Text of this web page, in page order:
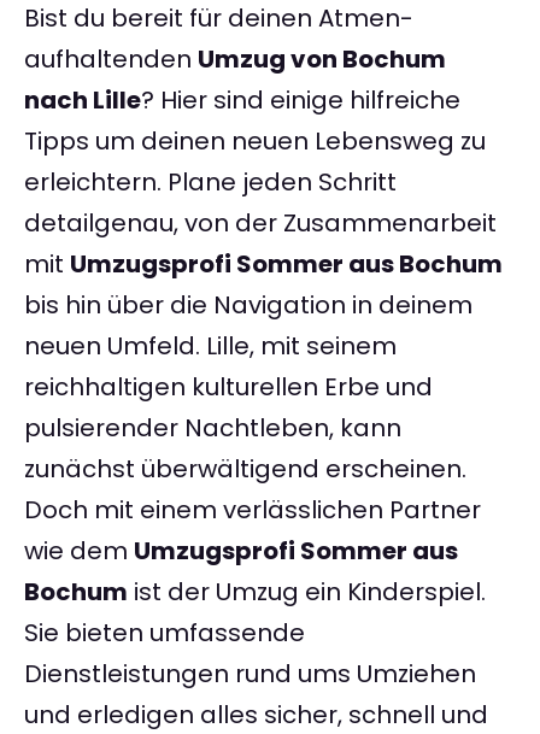
Bist du bereit für deinen Atmen-
aufhaltenden Umzug von Bochum
nach Lille? Hier sind einige hilfreiche
Tipps um deinen neuen Lebensweg zu
erleichtern. Plane jeden Schritt
detailgenau, von der Zusammenarbeit
mit Umzugsprofi Sommer aus Bochum
bis hin über die Navigation in deinem
neuen Umfeld. Lille, mit seinem
reichhaltigen kulturellen Erbe und
pulsierender Nachtleben, kann
zunächst überwältigend erscheinen.
Doch mit einem verlässlichen Partner
wie dem Umzugsprofi Sommer aus
Bochum ist der Umzug ein Kinderspiel.
Sie bieten umfassende
Dienstleistungen rund ums Umziehen
und erledigen alles sicher, schnell und